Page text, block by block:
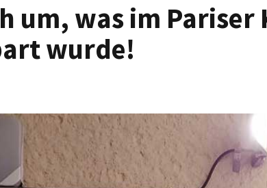
um, was im
wurde!